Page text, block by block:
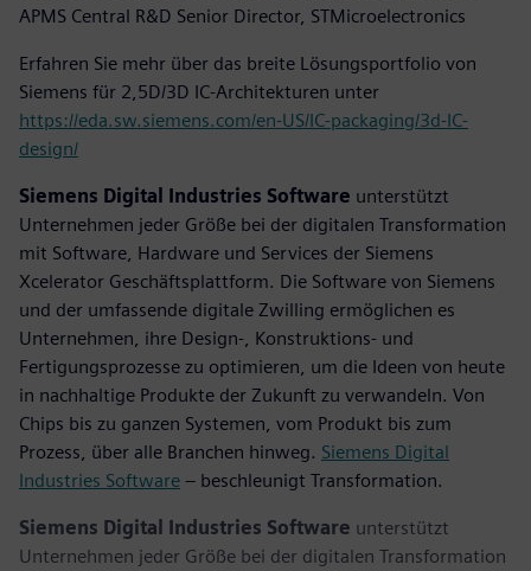
APMS Central R&D Senior Director, STMicroelectronics
Erfahren Sie mehr über das breite Lösungsportfolio von
Siemens für 2,5D/3D IC-Architekturen unter
https://eda.sw.siemens.com/en-US/IC-packaging/3d-IC-
design/
Siemens Digital Industries Software unterstützt
Unternehmen jeder Größe bei der digitalen Transformation
mit Software, Hardware und Services der Siemens
Xcelerator Geschäftsplattform. Die Software von Siemens
und der umfassende digitale Zwilling ermöglichen es
Unternehmen, ihre Design-, Konstruktions- und
Fertigungsprozesse zu optimieren, um die Ideen von heute
in nachhaltige Produkte der Zukunft zu verwandeln. Von
Chips bis zu ganzen Systemen, vom Produkt bis zum
Prozess, über alle Branchen hinweg. Siemens Digital
Industries Software – beschleunigt Transformation.
Siemens Digital Industries Software unterstützt
Unternehmen jeder Größe bei der digitalen Transformation